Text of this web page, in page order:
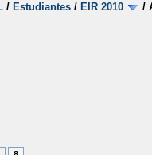
/ Estudiantes / EIR 2010 /